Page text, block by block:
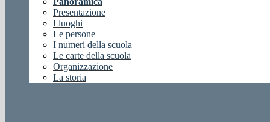
Presentazione
I luoghi
Le persone
I numeri della scuola
Le carte della scuola
Organizzazione
La storia